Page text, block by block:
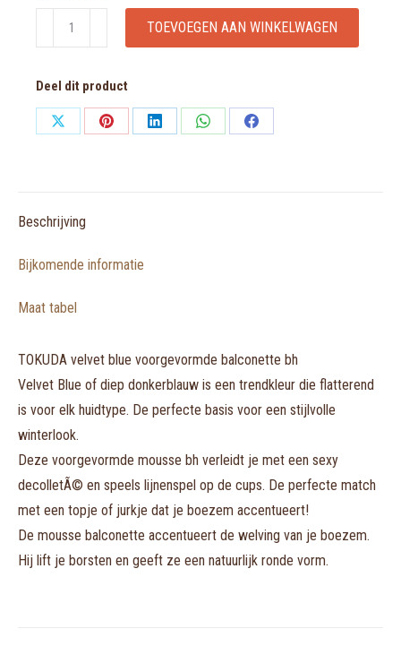
TOKUDA
velvet
voorgevormde
balconette
TOEVOEGEN AAN WINKELWAGEN
Deel dit product
Share
Share
Share
Share
Share
Beschrijving
Bijkomende informatie
Maat tabel
TOKUDA velvet blue voorgevormde balconette bh
Velvet Blue of diep donkerblauw is een trendkleur die flatterend
is voor elk huidtype. De perfecte basis voor een stijlvolle
winterlook.
Deze voorgevormde mousse bh verleidt je met een sexy
decolletÃ© en speels lijnenspel op de cups. De perfecte match
met een topje of jurkje dat je boezem accentueert!
De mousse balconette accentueert de welving van je boezem.
Hij lift je borsten en geeft ze een natuurlijk ronde vorm.